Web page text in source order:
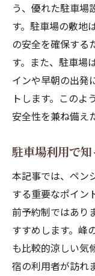
う、優れた駐車場
す。駐車場の敷地
の安全を確保する
す。また、駐車場
インや早朝の出発
トします。このよ
安全性を兼ね備え
駐車場利用で
本記事では、ペン
する重要なポイン
前予約制ではあり
すすめします。峰
も比較的涼しい気
宿の利用者が訪れ